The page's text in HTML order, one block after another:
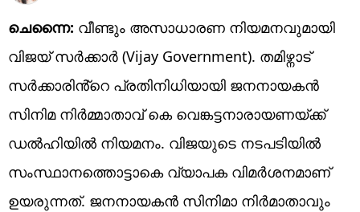
ചെന്നൈ: വീണ്ടും അസാധാരണ നിയമനവുമായി
വിജയ് സർക്കാർ (Vijay Government). തമിഴ്നാട്
സർക്കാരിൻ്റെ പ്രതിനിധിയായി ജനനായകൻ
സിനിമ നിർമ്മാതാവ് കെ വെങ്കട്ടനാരായണയ്ക്ക്
ഡൽഹിയിൽ നിയമനം. വിജയുടെ നടപടിയിൽ
സംസ്ഥാനത്തൊട്ടാകെ വ്യാപക വിമർശനമാണ്
ഉയരുന്നത്. ജനനായകൻ സിനിമാ നിർമാതാവും